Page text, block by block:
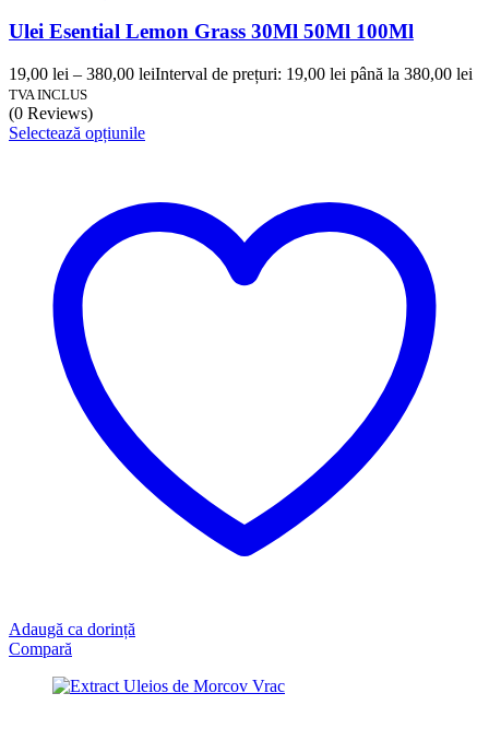
Ulei Esential Lemon Grass 30Ml 50Ml 100Ml
19,00 lei – 380,00 leiInterval de prețuri: 19,00 lei până la 380,00 lei
TVA INCLUS
(0 Reviews)
Selectează opțiunile
Adaugă ca dorință
Compară